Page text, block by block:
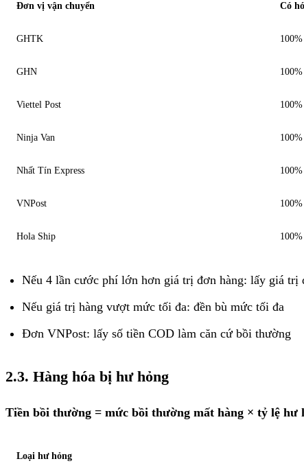
Đơn vị vận chuyển Có
GHTK
GHN
Viettel Post
Ninja Van
Nhất Tín Express
VNPost
Hola Ship
Nếu 4 lần cước phí lớn hơn giá trị đơn hàng: lấy giá trị
Nếu giá trị hàng vượt mức tối đa: đền bù mức tối đa
Đơn VNPost: lấy số tiền COD làm căn cứ bồi thường
2.3. Hàng hóa bị hư hỏng
Tiền bồi thường = mức bồi thường mất hàng × tỷ lệ hư
Loại hư hỏng